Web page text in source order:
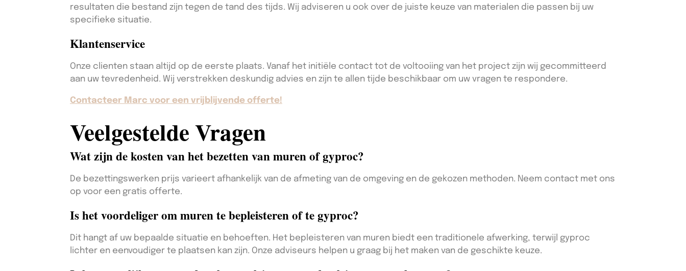
resultaten die bestand zijn tegen de tand des tijds. Wij adviseren u ook over de juiste keuze van materialen die passen bij uw
specifieke situatie.
Klantenservice
Onze clienten staan altijd op de eerste plaats. Vanaf het initiële contact tot de voltooiing van het project zijn wij gecommitteerd
aan uw tevredenheid. Wij verstrekken deskundig advies en zijn te allen tijde beschikbaar om uw vragen te respondere.
Contacteer Marc voor een vrijblijvende offerte!
Veelgestelde Vragen
Wat zijn de kosten van het bezetten van muren of gyproc?
De bezettingswerken prijs varieert afhankelijk van de afmeting van de omgeving en de gekozen methoden. Neem contact met ons
op voor een gratis offerte.
Is het voordeliger om muren te bepleisteren of te gyproc?
Dit hangt af uw bepaalde situatie en behoeften. Het bepleisteren van muren biedt een traditionele afwerking, terwijl gyproc
lichter en eenvoudiger te plaatsen kan zijn. Onze adviseurs helpen u graag bij het maken van de geschikte keuze.